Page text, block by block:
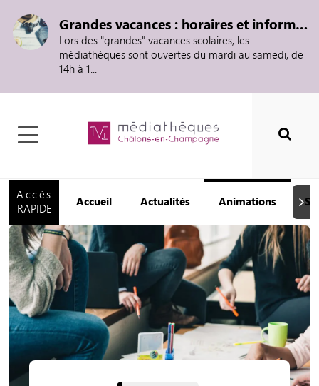
Grandes vacances : horaires et informations
Lors des "grandes" vacances scolaires, les
médiathèques sont ouvertes du mardi au samedi, de
14h à 1...
Accès
RAPIDE
Accueil Actualités Animations